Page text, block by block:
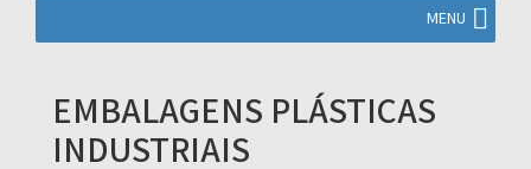
MENU
EMBALAGENS PLÁSTICAS
INDUSTRIAIS